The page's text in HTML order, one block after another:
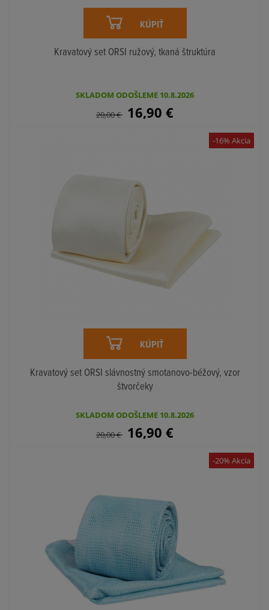
KÚPIŤ
Kravatový set ORSI ružový, tkaná štruktúra
SKLADOM ODOŠLEME 10.8.2026
20,00€ 16,90 €
KÚPIŤ
Kravatový set ORSI slávnostný smotanovo-béžový, vzor
štvorčeky
SKLADOM ODOŠLEME 10.8.2026
20,00€ 16,90 €
-16% Akcia
-20% Akcia